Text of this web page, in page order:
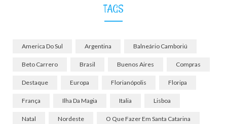
TAGS
America Do Sul Argentina Balneário Camboriú
Beto Carrero Brasil Buenos Aires Compras
Destaque Europa Florianópolis Floripa
França Ilha Da Magia Italia Lisboa
Natal Nordeste O Que Fazer Em Santa Catarina